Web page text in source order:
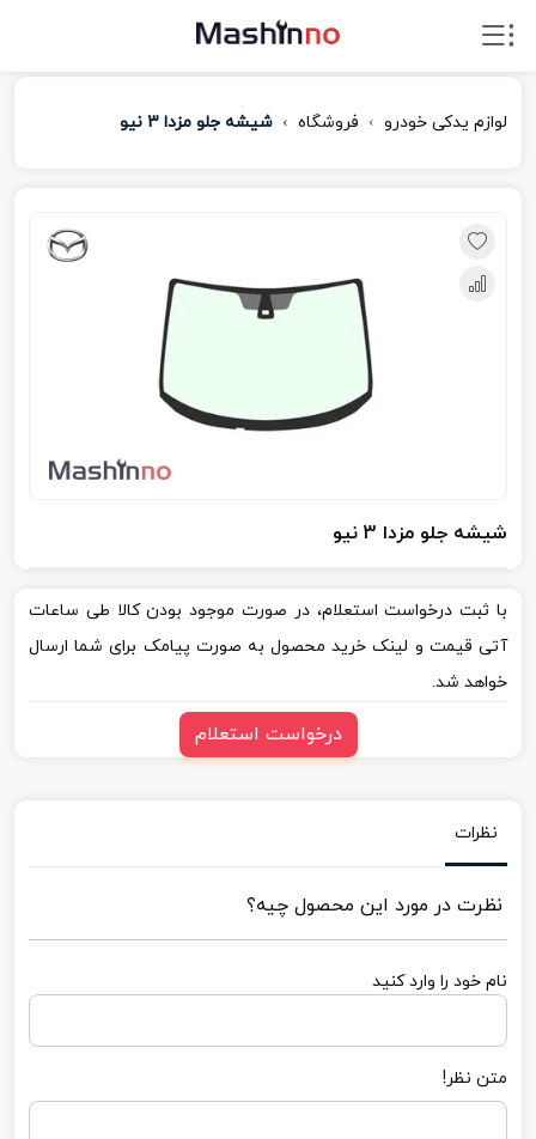
لوازم یدکی خودرو فروشگاه شیشه جلو مزدا 3 نیو
شیشه جلو مزدا 3 نیو
با ثبت درخواست استعلام، در صورت موجود بودن کالا طی ساعات
آتی قیمت و لینک خرید محصول به صورت پیامک برای شما ارسال
خواهد شد.
درخواست استعلام
نظرات
نظرت در مورد این محصول چیه؟
نام خود را وارد کنید
متن نظر!